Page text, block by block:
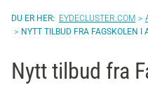
EYDECLUSTER.COM
NYTT TILBUD FRA FAGSKOLEN I
Nytt tilbud fra